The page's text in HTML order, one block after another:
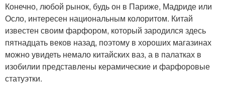
Конечно, любой рынок, будь он в Париже, Мадриде или
Осло, интересен национальным колоритом. Китай
известен своим фарфором, который зародился здесь
пятнадцать веков назад, поэтому в хороших магазинах
можно увидеть немало китайских ваз, а в палатках в
изобилии представлены керамические и фарфоровые
статуэтки.